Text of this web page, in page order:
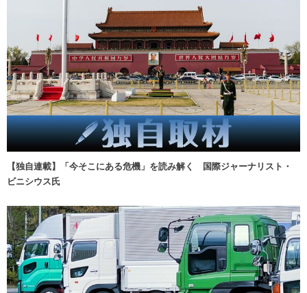
【独自連載】「今そこにある危機」を読み解く 国際ジャーナリスト・
ビニシウス氏